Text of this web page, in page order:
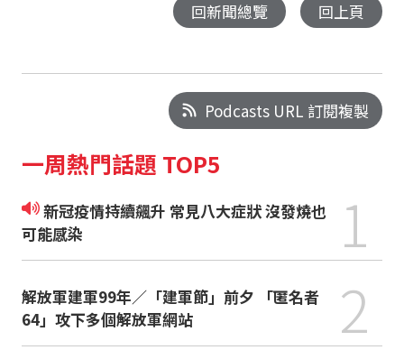
回新聞總覽 回上頁
Podcasts URL 訂閱複製
一周熱門話題 TOP5
新冠疫情持續飆升 常見八大症狀 沒發燒也
可能感染
1
解放軍建軍99年／「建軍節」前夕 「匿名者
64」攻下多個解放軍網站
2